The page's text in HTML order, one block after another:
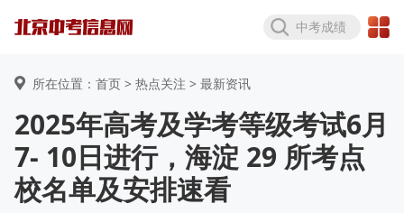
中考成绩
所在位置：首页 > 热点关注 > 最新资讯
2025年高考及学考等级考试6月
7- 10日进行，海淀 29 所考点
校名单及安排速看